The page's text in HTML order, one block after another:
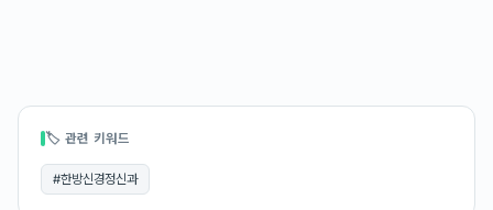
🏷 관련 키워드
#한방신경정신과